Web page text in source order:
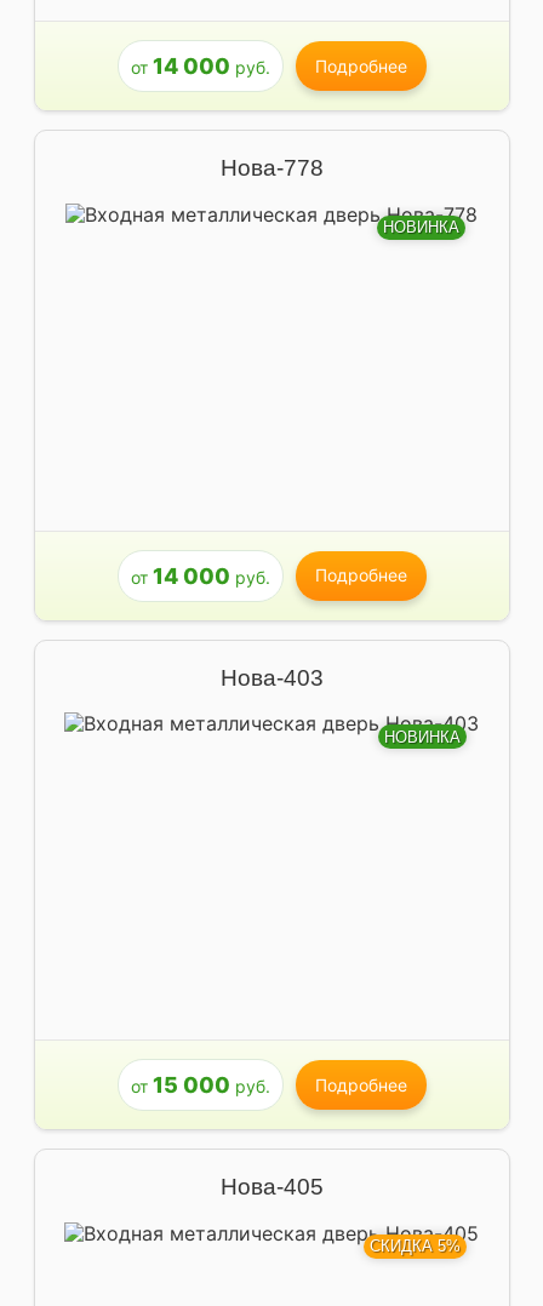
от 14 000 руб. Подробнее
Нова-778
НОВИНКА
от 14 000 руб. Подробнее
Нова-403
НОВИНКА
от 15 000 руб. Подробнее
Нова-405
СКИДКА 5%